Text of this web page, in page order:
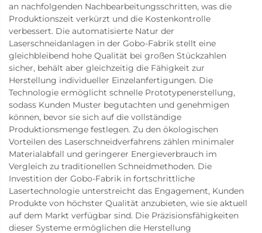
an nachfolgenden Nachbearbeitungsschritten, was die
Produktionszeit verkürzt und die Kostenkontrolle
verbessert. Die automatisierte Natur der
Laserschneidanlagen in der Gobo-Fabrik stellt eine
gleichbleibend hohe Qualität bei großen Stückzahlen
sicher, behält aber gleichzeitig die Fähigkeit zur
Herstellung individueller Einzelanfertigungen. Die
Technologie ermöglicht schnelle Prototypenerstellung,
sodass Kunden Muster begutachten und genehmigen
können, bevor sie sich auf die vollständige
Produktionsmenge festlegen. Zu den ökologischen
Vorteilen des Laserschneidverfahrens zählen minimaler
Materialabfall und geringerer Energieverbrauch im
Vergleich zu traditionellen Schneidmethoden. Die
Investition der Gobo-Fabrik in fortschrittliche
Lasertechnologie unterstreicht das Engagement, Kunden
Produkte von höchster Qualität anzubieten, wie sie aktuell
auf dem Markt verfügbar sind. Die Präzisionsfähigkeiten
dieser Systeme ermöglichen die Herstellung